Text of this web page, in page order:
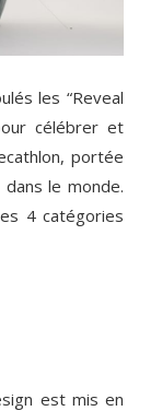
les “Reveal
célébrer et
portée
le monde.
4 catégories
est mis en